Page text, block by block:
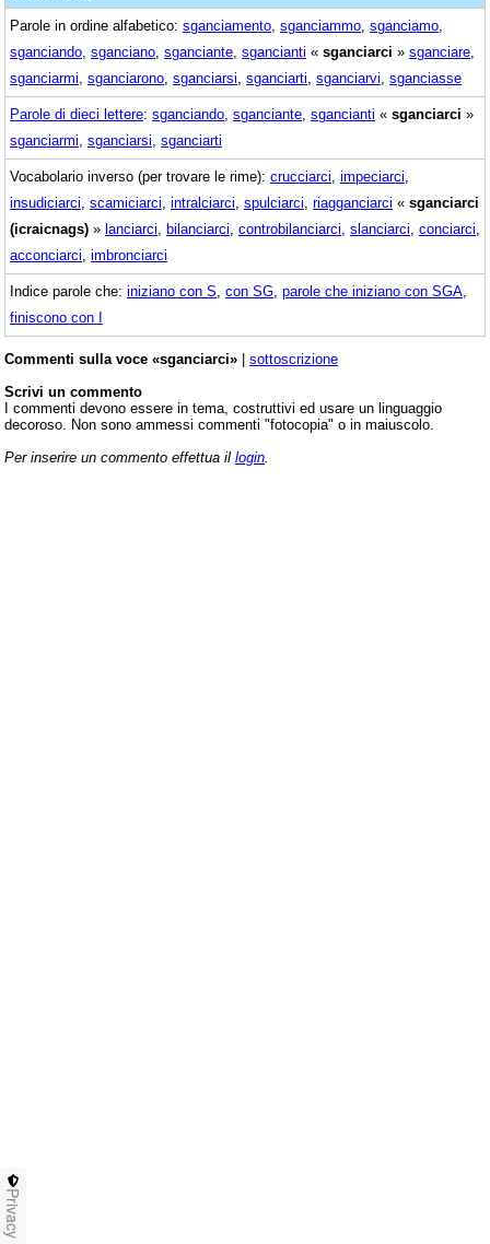
Parole in ordine alfabetico: sganciamento sganciammo sganciamo
sganciando sganciano sganciante sgancianti « sganciarci » sganciare
sganciarmi sganciarono sganciarsi sganciarti sganciarvi sganciasse
Parole di dieci lettere: sganciando sganciante sgancianti « sganciarci »
sganciarmi sganciarsi sganciarti
Vocabolario inverso (per trovare le rime): crucciarci impeciarci
insudiciarci scamiciarci intralciarci spulciarci riagganciarci « sganciarci
(icraicnags) » lanciarci bilanciarci controbilanciarci slanciarci conciarci
acconciarci imbronciarci
Indice parole che: iniziano con S con SG parole che iniziano con SGA
finiscono con I
Commenti sulla voce «sganciarci» | sottoscrizione
Scrivi un commento
I commenti devono essere in tema, costruttivi ed usare un linguaggio
decoroso. Non sono ammessi commenti "fotocopia" o in maiuscolo.
Per inserire un commento effettua il login
Privacy